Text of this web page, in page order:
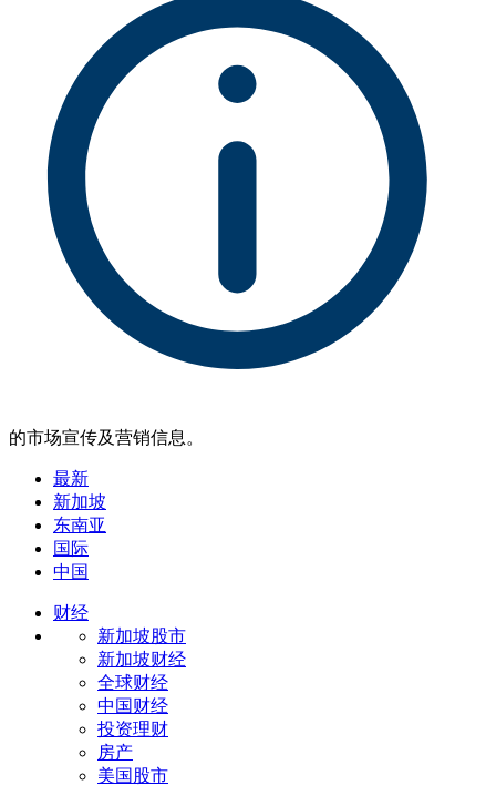
的市场宣传及营销信息。
最新
新加坡
东南亚
国际
中国
财经
新加坡股市
新加坡财经
全球财经
中国财经
投资理财
房产
美国股市